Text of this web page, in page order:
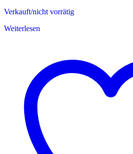
Verkauft/nicht vorrätig
Weiterlesen